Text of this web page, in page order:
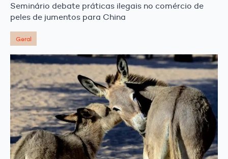
Seminário debate práticas ilegais no comércio de
peles de jumentos para China
Geral